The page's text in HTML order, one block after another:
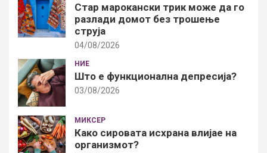
Стар марокански трик може да го
разлади домот без трошење
струја
04/08/2026
НИЕ
Што е функционална депресија?
03/08/2026
МИКСЕР
Како сировата исхрана влијае на
организмот?